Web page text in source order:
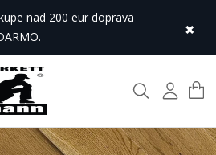
nad 200 eur doprava
×
Hľadať Môj